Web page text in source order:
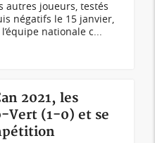
autres joueurs, testés
négatifs le 15 janvier,
nationale c...
2021, les
Vert (1-0) et se